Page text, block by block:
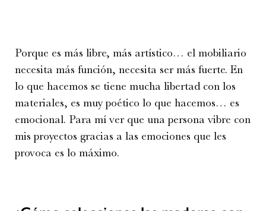
Porque es más libre, más artístico… el mobiliario
necesita más función, necesita ser más fuerte. En
lo que hacemos se tiene mucha libertad con los
materiales, es muy poético lo que hacemos… es
emocional. Para mí ver que una persona vibre con
mis proyectos gracias a las emociones que les
provoca es lo máximo.